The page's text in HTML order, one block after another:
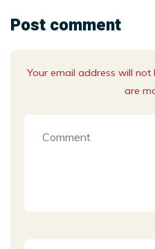
Post comment
Your email address will not
are